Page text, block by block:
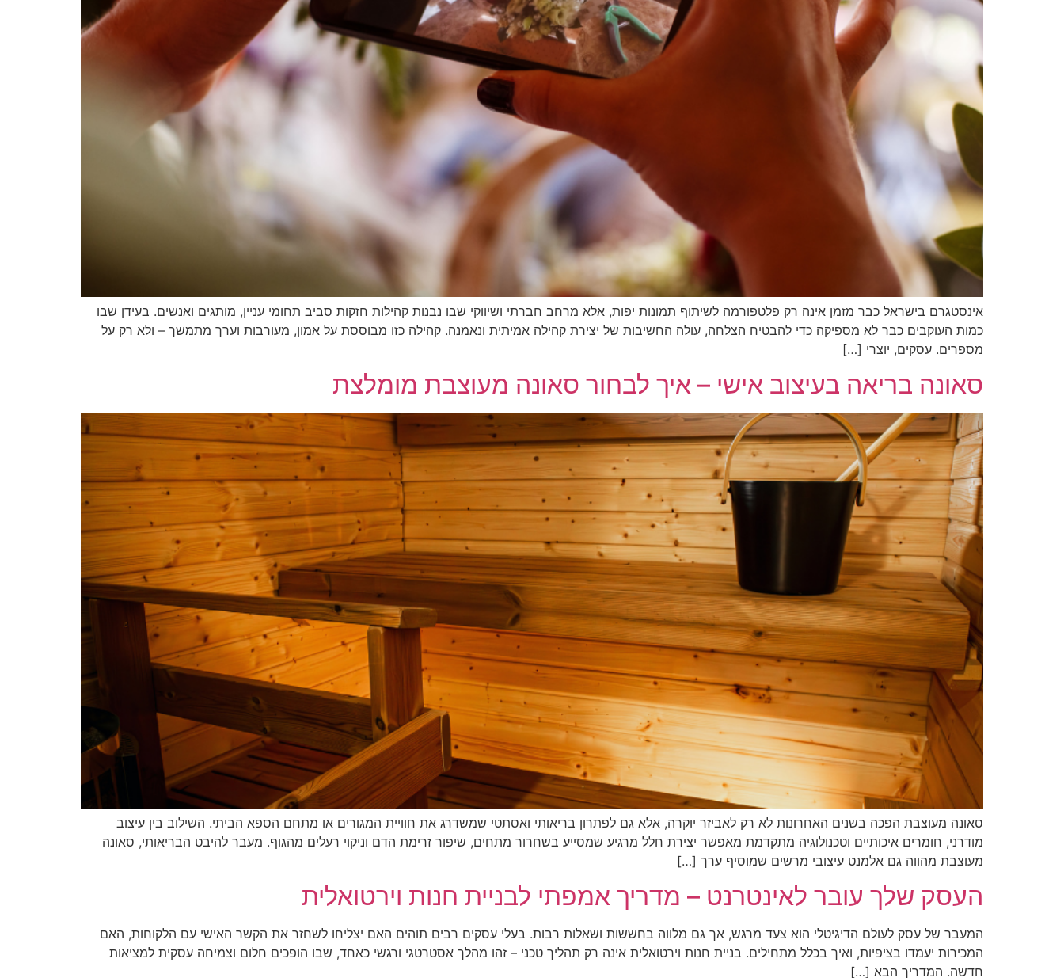
אינסטגרם בישראל כבר מזמן אינה רק פלטפורמה לשיתוף תמונות יפות, אלא מרחב חברתי ושיווקי שבו נבנות קהילות חזקות סביב תחומי עניין, מותגים ואנשים. בעידן שבו
כמות העוקבים כבר לא מספיקה כדי להבטיח הצלחה, עולה החשיבות של יצירת קהילה אמיתית ונאמנה. קהילה כזו מבוססת על אמון, מעורבות וערך מתמשך – ולא רק על
מספרים. עסקים, יוצרי […]
סאונה בריאה בעיצוב אישי – איך לבחור סאונה מעוצבת מומלצת
סאונה מעוצבת הפכה בשנים האחרונות לא רק לאביזר יוקרה, אלא גם לפתרון בריאותי ואסתטי שמשדרג את חוויית המגורים או מתחם הספא הביתי. השילוב בין עיצוב
מודרני, חומרים איכותיים וטכנולוגיה מתקדמת מאפשר יצירת חלל מרגיע שמסייע בשחרור מתחים, שיפור זרימת הדם וניקוי רעלים מהגוף. מעבר להיבט הבריאותי, סאונה
מעוצבת מהווה גם אלמנט עיצובי מרשים שמוסיף ערך […]
העסק שלך עובר לאינטרנט – מדריך אמפתי לבניית חנות וירטואלית
המעבר של עסק לעולם הדיגיטלי הוא צעד מרגש, אך גם מלווה בחששות ושאלות רבות. בעלי עסקים רבים תוהים האם יצליחו לשחזר את הקשר האישי עם הלקוחות, האם
המכירות יעמדו בציפיות, ואיך בכלל מתחילים. בניית חנות וירטואלית אינה רק תהליך טכני – זהו מהלך אסטרטגי ורגשי כאחד, שבו הופכים חלום וצמיחה עסקית למציאות
חדשה. המדריך הבא […]